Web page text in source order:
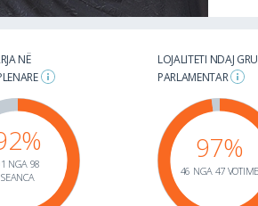
NË
NGA 98
SEANCA
LOJALITETI NDAJ
PARLAMENTAR
97%
46 NGA 47 VOTIME